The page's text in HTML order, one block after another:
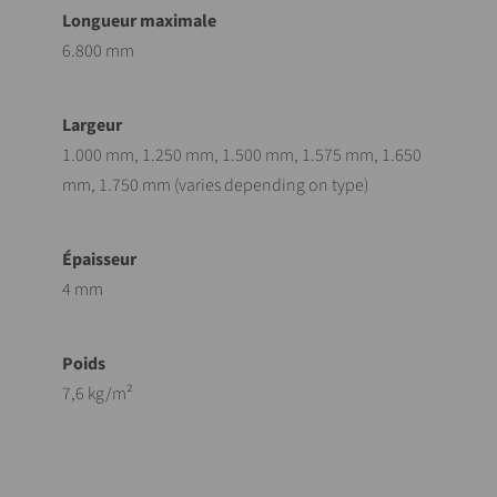
6.800 mm
1.000 mm, 1.250 mm, 1.500 mm, 1.575 mm, 1.650
mm, 1.750 mm (varies depending on type)
4 mm
7,6 kg/m²